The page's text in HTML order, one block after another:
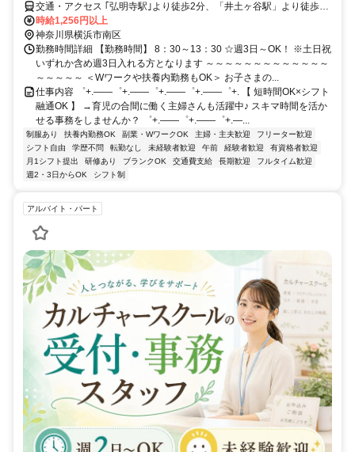
交通・アクセス ｢弘明寺駅｣より徒歩2分、「井土ヶ谷駅」より徒歩16
分＊自転車通勤OK
時給1,256円以上
神奈川県横浜市南区
勤務時間詳細 【勤務時間】 8：30～13：30 ☆週3日～OK！ ※土日祝
いずれか含め週3日入れる方となります ～～～～～～～～～～～～～
～～～～～ ＜Wワークや扶養内勤務もOK＞ お子さまの...
仕事内容 ゜+.――゜+.――゜+.――゜+.――゜+. 【 短時間OK×シフト
融通OK 】 →育児の合間に働く主婦さんも活躍中♪ スキマ時間を活か
せる事務をしませんか？ ゜+.――゜+.――゜+.―...
制服あり 扶養内勤務OK 副業・WワークOK 主婦・主夫歓迎
フリーター歓迎
シフト自由
学歴不問 転勤なし 未経験者歓迎 午前 経験者歓迎
有資格者歓迎
月1シフト提出
研修あり ブランクOK 交通費支給 長期歓迎
フルタイム歓迎
週2・3日からOK
シフト制
アルバイト・パート